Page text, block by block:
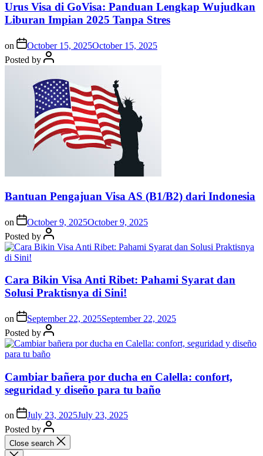
Urus Visa di GoVisa: Panduan Lengkap Wujudkan
Liburan Impian 2025 Tanpa Stres
on October 15, 2025October 15, 2025
Posted by
Bantuan Pengajuan Visa AS (B1/B2) dari Indonesia
on October 9, 2025October 9, 2025
Posted by
Cara Bikin Visa Anti Ribet: Pahami Syarat dan
Solusi Praktisnya di Sini!
on September 22, 2025September 22, 2025
Posted by
Cambiar bañera por ducha en Calella: confort,
seguridad y diseño para tu baño
on July 23, 2025July 23, 2025
Posted by
Close search